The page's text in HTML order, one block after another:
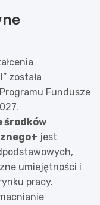
została
Fundusze
środków
jest
umiejętności i
pracy.